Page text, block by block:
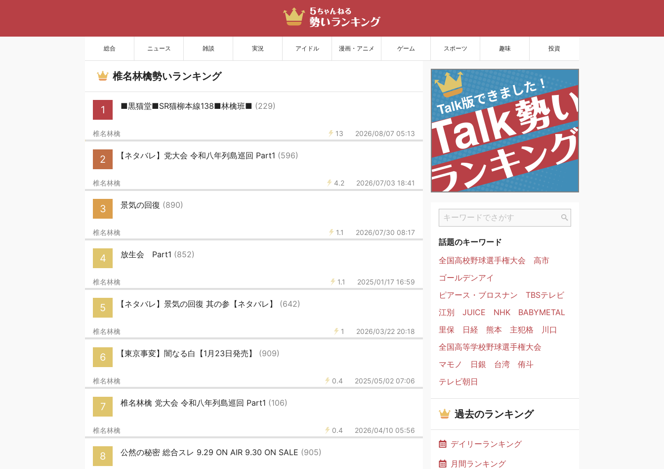
総合 ニュース 雑談 実況 アイドル 漫画・アニメ ゲーム スポーツ 趣味 投資
椎名林檎勢いランキング
1 ■黒猫堂■SR猫柳本線138■林檎班■ (229)
13 2026/08/07 05:13
椎名林檎
2 【ネタバレ】党大会 令和八年列島巡回 Part1 (596)
4.2 2026/07/03 18:41
椎名林檎
3 景気の回復 (890)
1.1 2026/07/30 08:17
椎名林檎
4 放生会 Part1 (852)
1.1 2025/01/17 16:59
椎名林檎
5 【ネタバレ】景気の回復 其の参【ネタバレ】 (642)
1 2026/03/22 20:18
椎名林檎
6 【東京事変】闇なる白【1月23日発売】 (909)
0.4 2025/05/02 07:06
椎名林檎
7 椎名林檎 党大会 令和八年列島巡回 Part1 (106)
0.4 2026/04/10 05:56
椎名林檎
8 公然の秘密 総合スレ 9.29 ON AIR 9.30 ON SALE (905)
話題のキーワード
全国高校野球選手権大会
高市
ゴールデンアイ
ピアース・ブロスナン
TBSテレビ
江別
JUICE NHK
BABYMETAL
里保
日経 熊本 主犯格
川口
全国高等学校野球選手権大会
マモノ
日銀 台湾
侑斗
テレビ朝日
過去のランキング
デイリーランキング
月間ランキング